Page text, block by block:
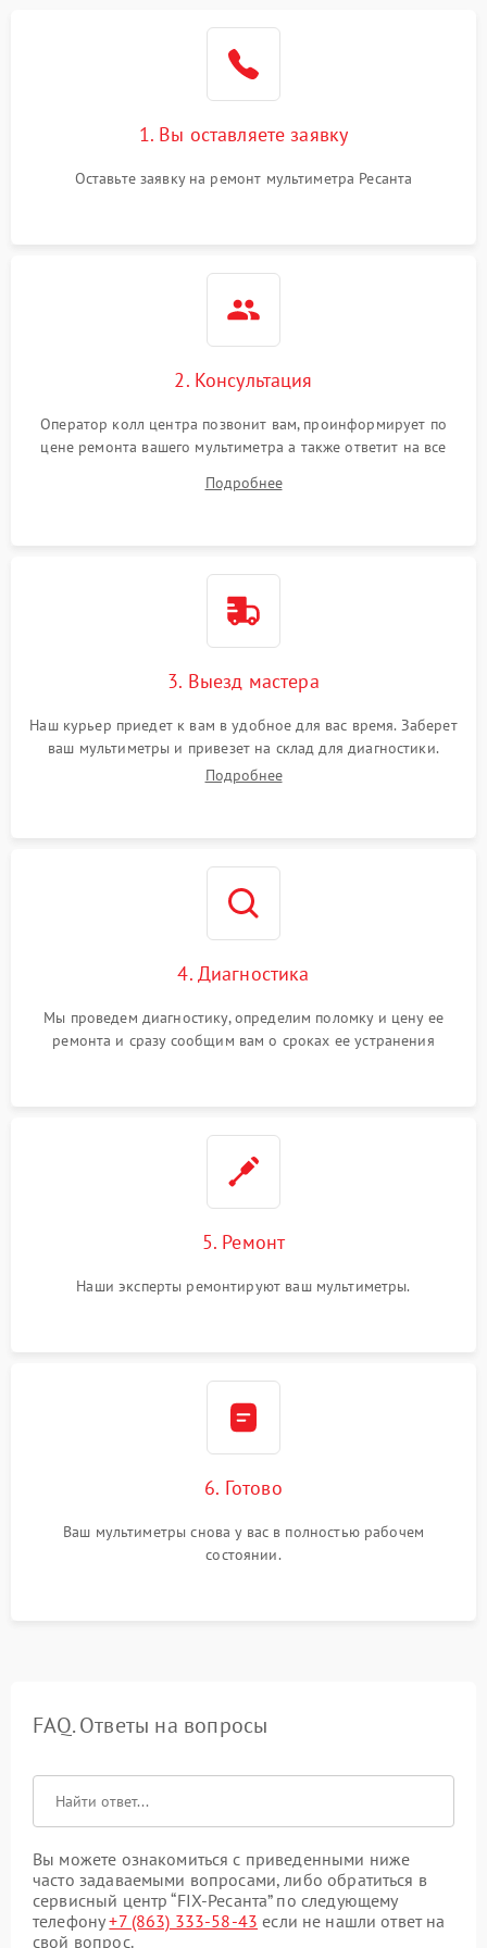
1. Вы оставляете заявку
Оставьте заявку на ремонт мультиметра Ресанта
2. Консультация
Оператор колл центра позвонит вам, проинформирует по
цене ремонта вашего мультиметра а также ответит на все
Подробнее
3. Выезд мастера
Наш курьер приедет к вам в удобное для вас время. Заберет
ваш мультиметры и привезет на склад для диагностики.
Подробнее
4. Диагностика
Мы проведем диагностику, определим поломку и цену ее
ремонта и сразу сообщим вам о сроках ее устранения
5. Ремонт
Наши эксперты ремонтируют ваш мультиметры.
6. Готово
Ваш мультиметры снова у вас в полностью рабочем
состоянии.
FAQ. Ответы на вопросы
Вы можете ознакомиться с приведенными ниже
часто задаваемыми вопросами, либо обратиться в
сервисный центр “FIX-Ресанта” по следующему
телефону+7 (863) 333-58-43 если не нашли ответ на
свой вопрос.